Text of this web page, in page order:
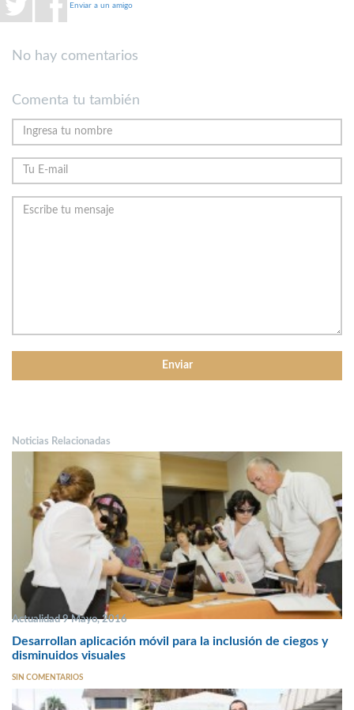
Enviar a un amigo
No hay comentarios
Comenta tu también
Noticias Relacionadas
Actualidad 9 Mayo, 2016
Desarrollan aplicación móvil para la inclusión de ciegos y
disminuidos visuales
SIN COMENTARIOS